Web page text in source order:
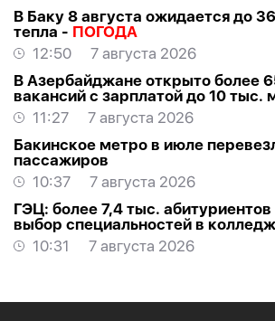
В Баку 8 августа ожидается до
тепла - ПОГОДА
12:50
7 августа 2026
В Азербайджане открыто более
вакансий с зарплатой до 10 тыс.
11:27
7 августа 2026
Бакинское метро в июле
пассажиров
10:37
7 августа 2026
ГЭЦ: более 7,4 тыс.
выбор специальностей в
10:31
7 августа 2026